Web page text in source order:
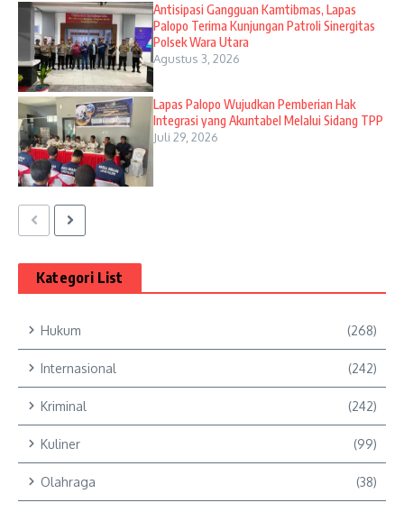
Antisipasi Gangguan Kamtibmas, Lapas
Palopo Terima Kunjungan Patroli Sinergitas
Polsek Wara Utara
Agustus 3, 2026
Lapas Palopo Wujudkan Pemberian Hak
Integrasi yang Akuntabel Melalui Sidang TPP
Juli 29, 2026
Kategori List
Hukum (268)
Internasional (242)
Kriminal (242)
Kuliner (99)
Olahraga (38)